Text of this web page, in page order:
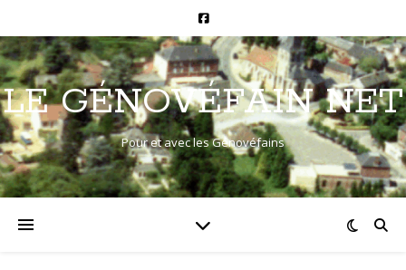
LE GÉNOVÉFAIN NET
Pour et avec les Génovéfains